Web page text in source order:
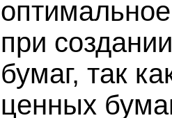
при
бумаг, так
ценных